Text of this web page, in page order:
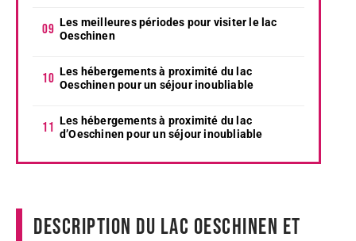
Les meilleures périodes pour visiter le lac
Oeschinen
Les hébergements à proximité du lac
Oeschinen pour un séjour inoubliable
Les hébergements à proximité du lac
d’Oeschinen pour un séjour inoubliable
Description du lac Oeschinen et